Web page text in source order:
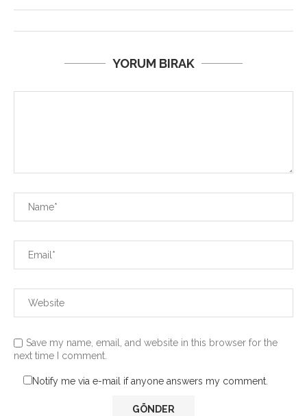
YORUM BIRAK
Save my name, email, and website in this browser for the
next time I comment.
Notify me via e-mail if anyone answers my comment.